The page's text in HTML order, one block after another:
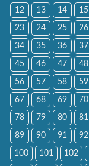
12 13 14 15
23 24 25 26
34 35 36 37
45 46 47 48
56 57 58 59
67 68 69 70
78 79 80 81
89 90 91 92
100 101 102